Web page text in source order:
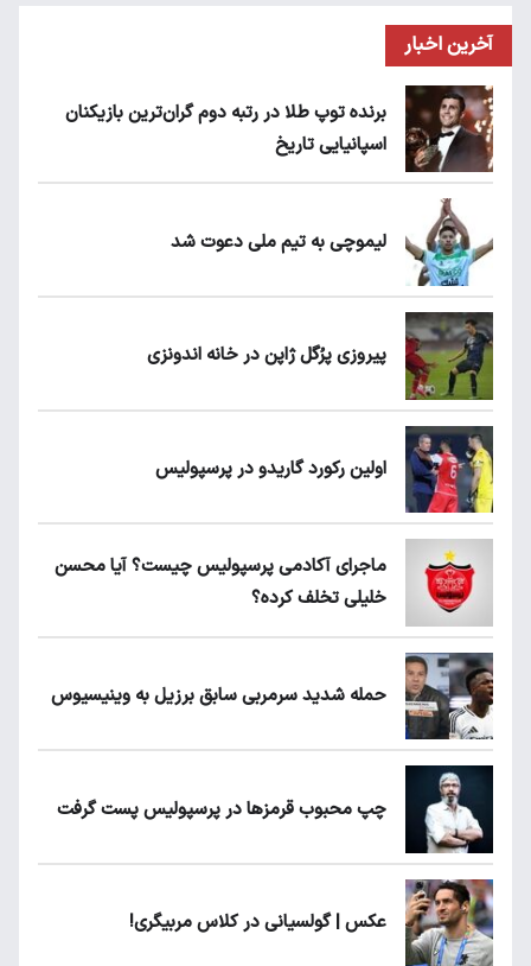
آخرین اخبار
برنده توپ طلا در رتبه دوم گران‌ترین بازیکنان
اسپانیایی تاریخ
لیموچی به تیم ملی دعوت شد
پیروزی پرُگل ژاپن در خانه اندونزی
اولین رکورد گاریدو در پرسپولیس
ماجرای آکادمی پرسپولیس چیست؟ آیا محسن
خلیلی تخلف کرده؟
حمله شدید سرمربی سابق برزیل به وینیسیوس
چپ محبوب قرمزها در پرسپولیس پست گرفت
عکس | گولسیانی در کلاس مربیگری!